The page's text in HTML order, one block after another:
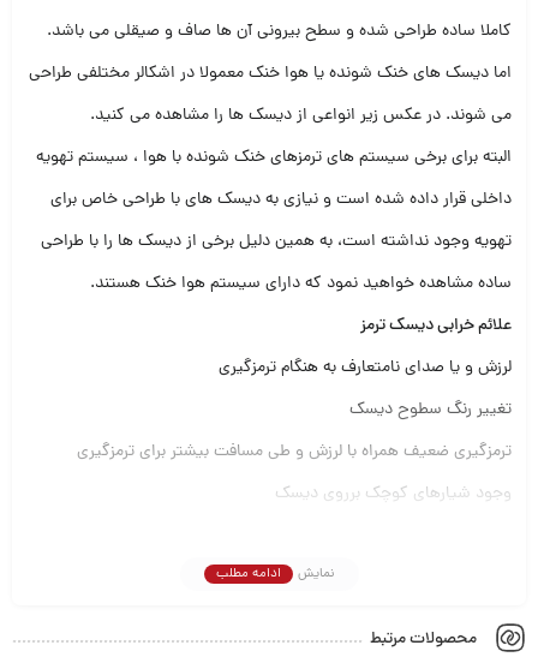
کاملا ساده طراحی شده و سطح بیرونی آن ها صاف و صیقلی می باشد.
اما دیسک های خنک شونده یا هوا خنک معمولا در اشکالر مختلفی طراحی
می شوند. در عکس زیر انواعی از دیسک ها را مشاهده می کنید.
البته برای برخی سیستم های ترمزهای خنک شونده با هوا ، سیستم تهویه
داخلی قرار داده شده است و نیازی به دیسک های با طراحی خاص برای
تهویه وجود نداشته است، به همین دلیل برخی از دیسک ها را با طراحی
ساده مشاهده خواهید نمود که دارای سیستم هوا خنک هستند.
علائم خرابی دیسک ترمز
لرزش و یا صدای نامتعارف به هنگام ترمزگیری
تغییر رنگ سطوح دیسک
ترمزگیری ضعیف همراه با لرزش و طی مسافت بیشتر برای ترمزگیری
وجود شیارهای کوچک برروی دیسک
خوردگی سریع لنت ها و عدم ترمزگیری بصورت کامل
داغ شدن بیش از حد، استفاده از لنت ترمز نامرغوب و عدم تعویض به
نمایش ادامه مطلب
محصولات مرتبط